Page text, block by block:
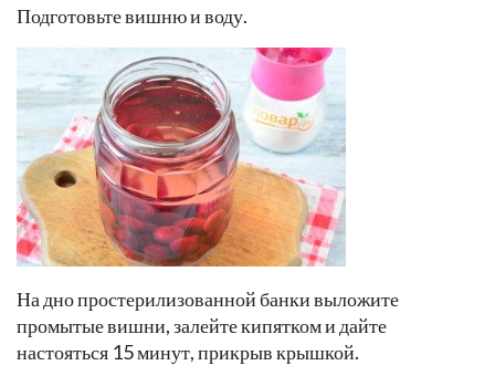
Подготовьте вишню и воду.
На дно простерилизованной банки выложите
промытые вишни, залейте кипятком и дайте
настояться 15 минут, прикрыв крышкой.